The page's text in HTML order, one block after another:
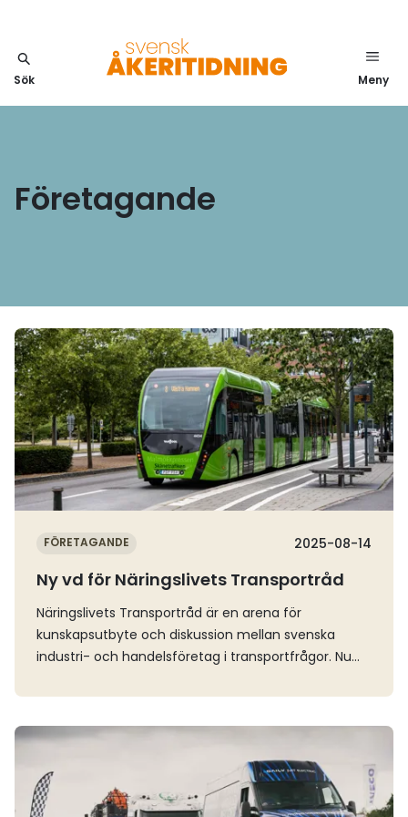
Sök Meny
Företagande
FÖRETAGANDE 2025-08-14
Ny vd för Näringslivets Transportråd
Näringslivets Transportråd är en arena för
kunskapsutbyte och diskussion mellan svenska
industri- och handelsföretag i transportfrågor. Nu
går från en tjänst som näringspolitisk expert på
Sveriges Bussföretag. Det var i mars som tidigare
vd:n och verksamhetsledaren Jenni Ranhagen
meddelade att hon avslutar sitt uppdrag. Därefter
har styrelsen letat efter en efterträdare och nu är
det alltså klart att det blir Johan Dufva, som sedan
Läs mer
Läs mer